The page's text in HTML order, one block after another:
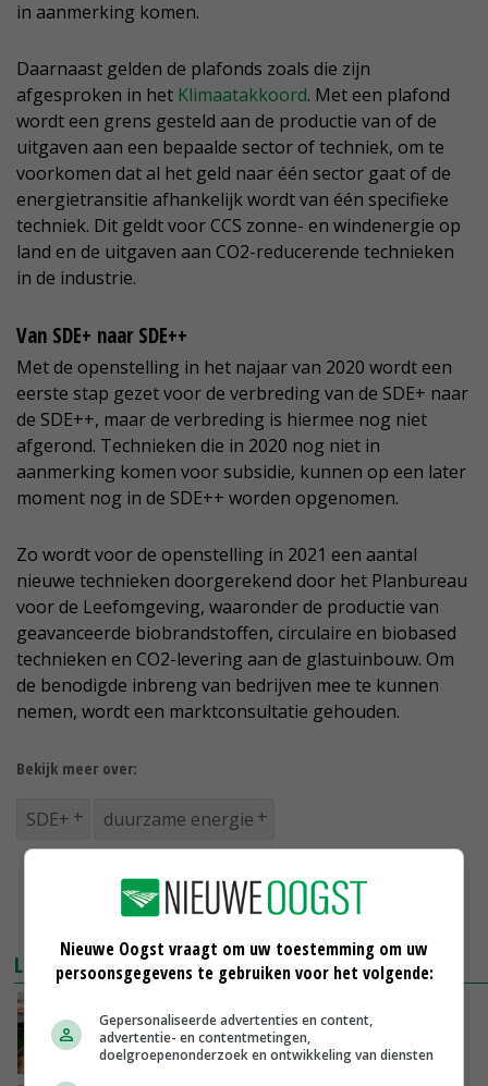
in aanmerking komen.
Daarnaast gelden de plafonds zoals die zijn
afgesproken in het Klimaatakkoord. Met een plafond
wordt een grens gesteld aan de productie van of de
uitgaven aan een bepaalde sector of techniek, om te
voorkomen dat al het geld naar één sector gaat of de
energietransitie afhankelijk wordt van één specifieke
techniek. Dit geldt voor CCS zonne- en windenergie op
land en de uitgaven aan CO2-reducerende technieken
in de industrie.
Van SDE+ naar SDE++
Met de openstelling in het najaar van 2020 wordt een
eerste stap gezet voor de verbreding van de SDE+ naar
de SDE++, maar de verbreding is hiermee nog niet
afgerond. Technieken die in 2020 nog niet in
aanmerking komen voor subsidie, kunnen op een later
moment nog in de SDE++ worden opgenomen.
Zo wordt voor de openstelling in 2021 een aantal
nieuwe technieken doorgerekend door het Planbureau
voor de Leefomgeving, waaronder de productie van
geavanceerde biobrandstoffen, circulaire en biobased
technieken en CO2-levering aan de glastuinbouw. Om
de benodigde inbreng van bedrijven mee te kunnen
nemen, wordt een marktconsultatie gehouden.
Bekijk meer over:
SDE+ duurzame energie
LEES OOK
Ruim 7500 subsidieaanvragen voor SDE+
09-12-2019
Nieuwe Oogst vraagt om uw toestemming om uw
persoonsgegevens te gebruiken voor het volgende:
Gepersonaliseerde advertenties en content,
advertentie- en contentmetingen,
doelgroepenonderzoek en ontwikkeling van diensten